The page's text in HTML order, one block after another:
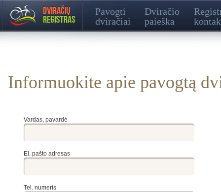
Pavogti
dviračiai
Dviračio
paieška
Informuokite apie pavogtą
Vardas, pavardė
El. pašto adresas
Tel. numeris